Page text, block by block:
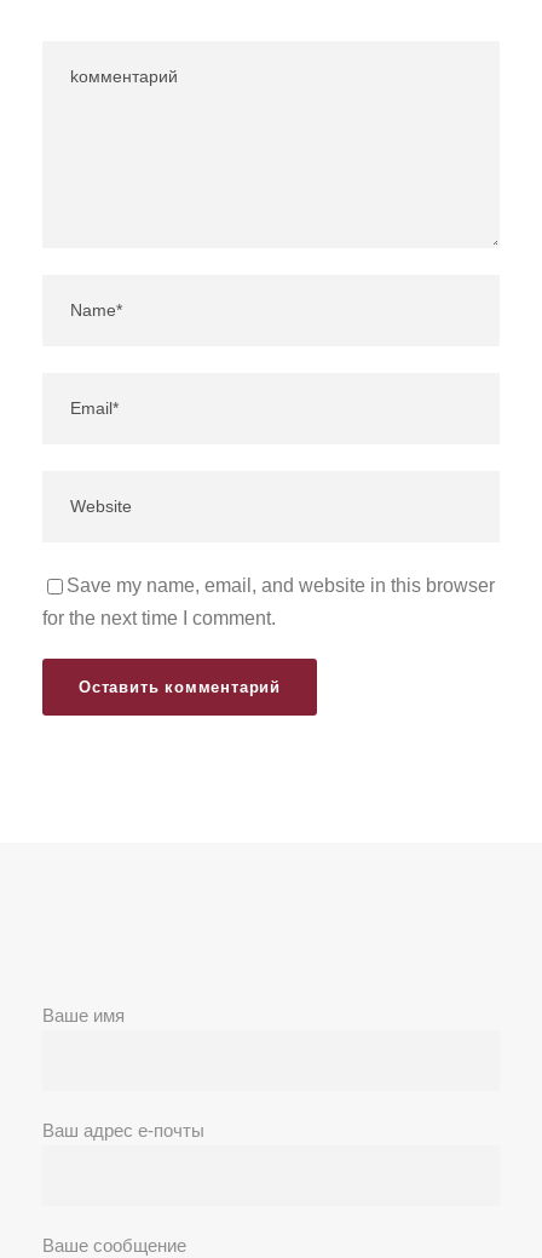
Save my name, email, and website in this browser
for the next time I comment.
Ваше имя
Ваш адрес е-почты
Ваше сообщение